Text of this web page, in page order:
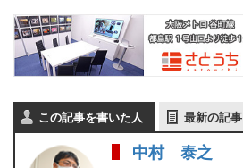
この記事を書いた人 最新の記事
中村 泰之